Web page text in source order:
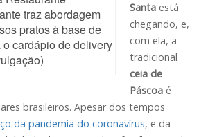
traz abordagem
pratos à base de
cardápio de delivery
Santa está
chegando, e,
com ela, a
tradicional
ceia de
Páscoa é
brasileiros. Apesar dos tempos
da pandemia do coronavírus, e da